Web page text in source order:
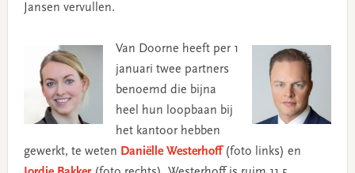
Jansen vervullen.
Van Doorne heeft per 1
januari twee partners
benoemd die bijna
heel hun loopbaan bij
het kantoor hebben
gewerkt, te weten Daniëlle Westerhoff(foto links) en